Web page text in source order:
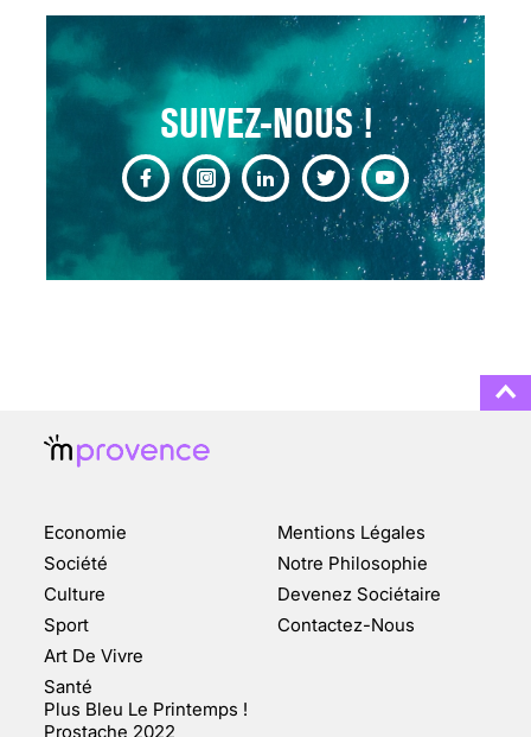
SUIVEZ-NOUS !
13 août 2024
CHANGEMENT DE SEXE :
DES DEMANDES
TOUJOURS PLUS
FAIT SURFACE À
MARSEILLE (1/5)
10 jan 2022
Economie
Société
Culture
Sport
Art De Vivre
Santé
Plus Bleu Le Printemps !
Prostache 2022
Mentions Légales
Notre Philosophie
Devenez Sociétaire
Contactez-Nous